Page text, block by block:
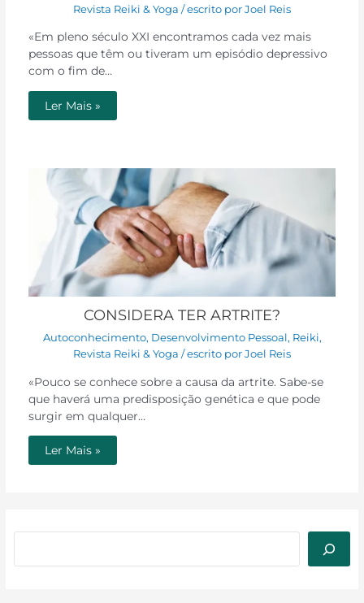
Revista Reiki & Yoga / escrito por Joel Reis
«Em pleno século XXI encontramos cada vez mais
pessoas que têm ou tiveram um episódio depressivo
com o fim de…
Ler Mais »
CONSIDERA TER ARTRITE?
Autoconhecimento, Desenvolvimento Pessoal , Reiki,
Revista Reiki & Yoga / escrito por Joel Reis
«Pouco se conhece sobre a causa da artrite. Sabe-se
que haverá uma predisposição genética e que pode
surgir em qualquer…
Ler Mais »